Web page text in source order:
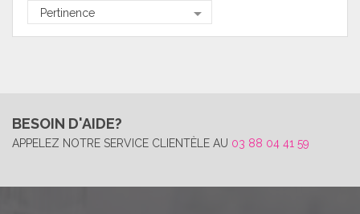
Pertinence 
BESOIN D'AIDE?
APPELEZ NOTRE SERVICE CLIENTÈLE AU 03 88 04 41 59